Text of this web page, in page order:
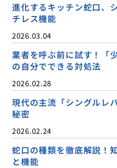
進化するキッチン蛇口、
チレス機能
2026.03.04
業者を呼ぶ前に試す！「
の自分でできる対処法
2026.02.28
現代の主流「シングルレ
秘密
2026.02.24
蛇口の種類を徹底解説！
と機能